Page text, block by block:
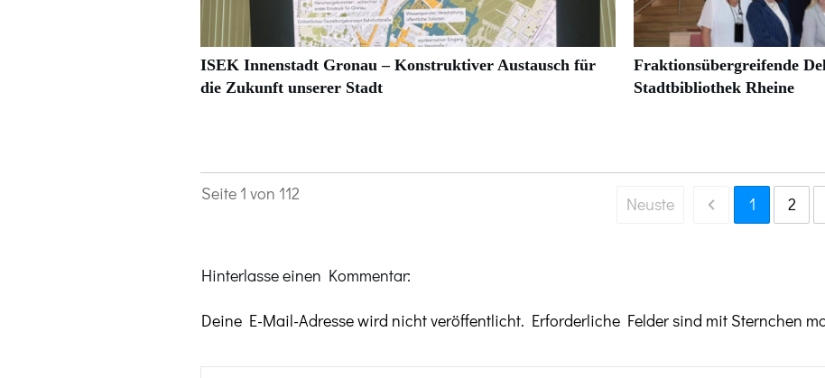
ISEK Innenstadt Gronau – Konstruktiver Austausch für
die Zukunft unserer Stadt
Fraktionsübergreifende
Stadtbibliothek Rheine
Seite 1 von 112 Neuste 1 2
Hinterlasse einen Kommentar:
Deine E-Mail-Adresse wird nicht veröffentlicht. Erforderliche Felder sind mit Sternchen